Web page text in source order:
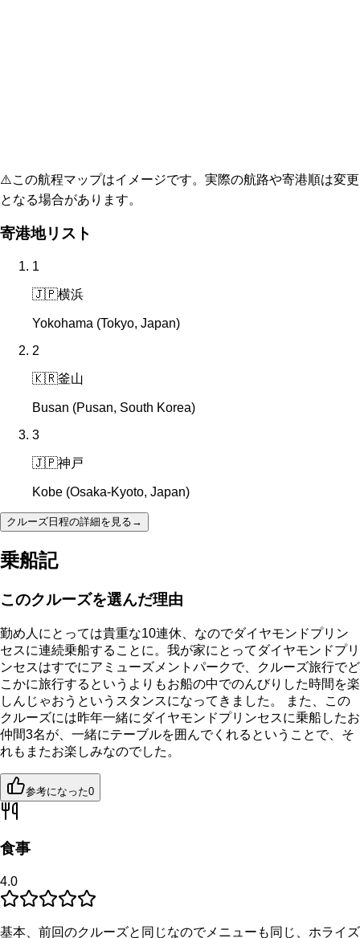
⚠️この航程マップはイメージです。実際の航路や寄港順は変更
となる場合があります。
寄港地リスト
1
🇯🇵横浜
Yokohama (Tokyo, Japan)
2
🇰🇷釜山
Busan (Pusan, South Korea)
3
🇯🇵神戸
Kobe (Osaka-Kyoto, Japan)
クルーズ日程の詳細を見る →
乗船記
このクルーズを選んだ理由
勤め人にとっては貴重な10連休、なのでダイヤモンドプリン
セスに連続乗船することに。我が家にとってダイヤモンドプリ
ンセスはすでにアミューズメントパークで、クルーズ旅行でど
こかに旅行するというよりもお船の中でのんびりした時間を楽
しんじゃおうというスタンスになってきました。 また、この
クルーズには昨年一緒にダイヤモンドプリンセスに乗船したお
仲間3名が、一緒にテーブルを囲んでくれるということで、そ
れもまたお楽しみなのでした。
参考になった0
食事
4.0
基本、前回のクルーズと同じなのでメニューも同じ、ホライズ